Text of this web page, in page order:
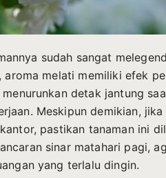
sudah sangat
melati memiliki efek
detak jantung
Meskipun demikian, jika
pastikan tanaman ini
sinar matahari pagi,
yang terlalu dingin.